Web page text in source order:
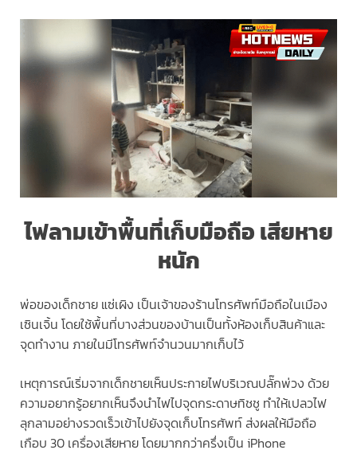
ไฟลามเข้าพื้นที่เก็บมือถือ เสียหาย
หนัก
พ่อของเด็กชาย แซ่เผิง เป็นเจ้าของร้านโทรศัพท์มือถือในเมือง
เซินเจิ้น โดยใช้พื้นที่บางส่วนของบ้านเป็นทั้งห้องเก็บสินค้าและ
จุดทำงาน ภายในมีโทรศัพท์จำนวนมากเก็บไว้
เหตุการณ์เริ่มจากเด็กชายเห็นประกายไฟบริเวณปลั๊กพ่วง ด้วย
ความอยากรู้อยากเห็นจึงนำไฟไปจุดกระดาษทิชชู ทำให้เปลวไฟ
ลุกลามอย่างรวดเร็วเข้าไปยังจุดเก็บโทรศัพท์ ส่งผลให้มือถือ
เกือบ 30 เครื่องเสียหาย โดยมากกว่าครึ่งเป็น iPhone